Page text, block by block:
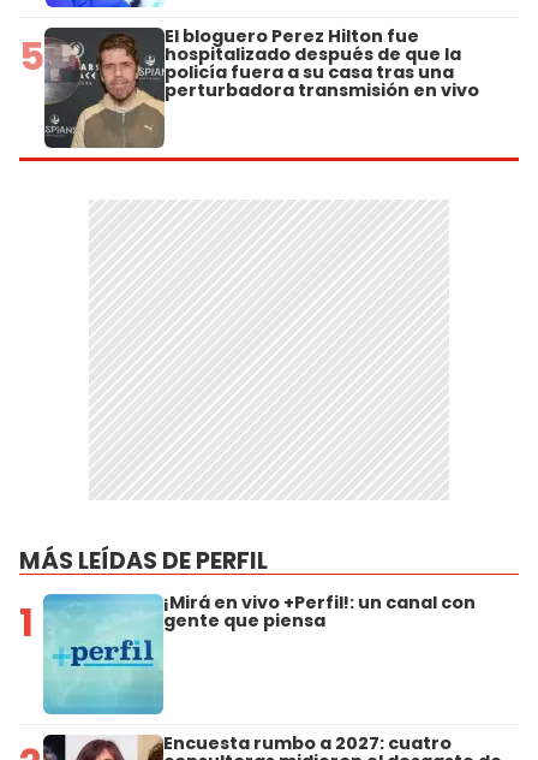
5 El bloguero Perez Hilton fue
hospitalizado después de que la
policía fuera a su casa tras una
perturbadora transmisión en vivo
MÁS LEÍDAS DE PERFIL
1 ¡Mirá en vivo +Perfil!: un canal con
gente que piensa
Encuesta rumbo a 2027: cuatro